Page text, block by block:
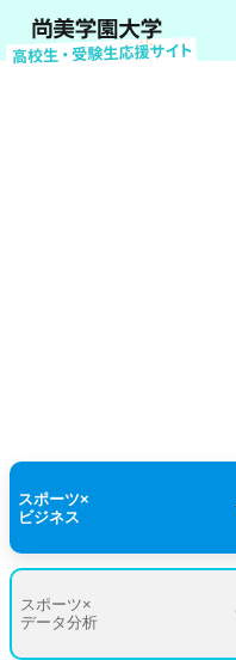
スポーツ×
ビジネス
スポーツ×
データ分析